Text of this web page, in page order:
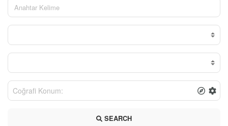
SEARCH